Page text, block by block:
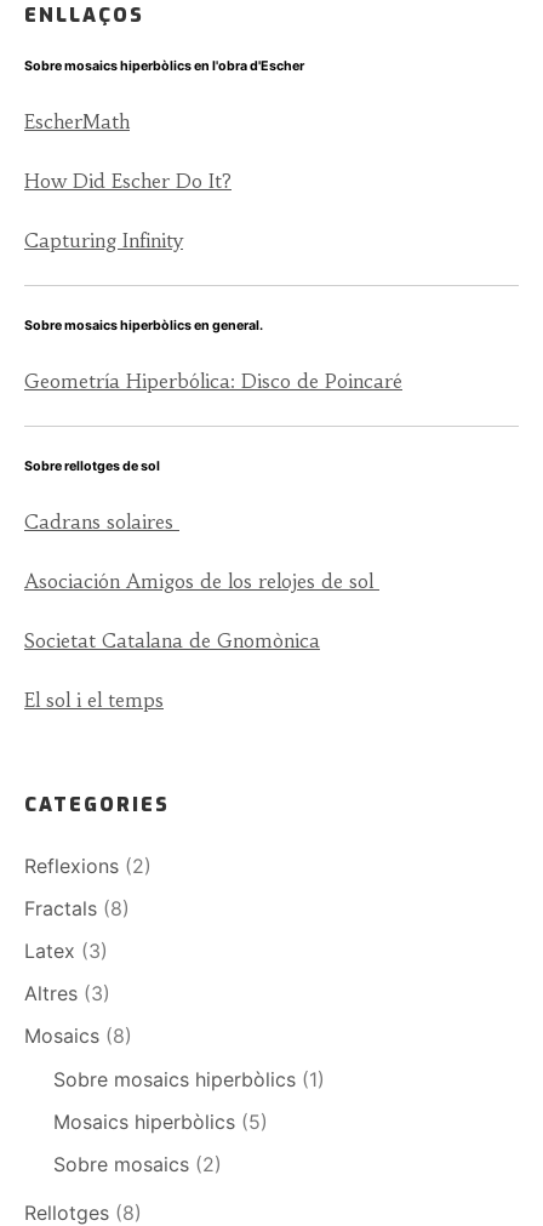
ENLLAÇOS
Sobre mosaics hiperbòlics en l'obra d'Escher
EscherMath
How Did Escher Do It?
Capturing Infinity
Sobre mosaics hiperbòlics en general.
Geometría Hiperbólica: Disco de Poincaré
Sobre rellotges de sol
Cadrans solaires
Asociación Amigos de los relojes de sol
Societat Catalana de Gnomònica
El sol i el temps
CATEGORIES
Reflexions (2)
Fractals (8)
Latex (3)
Altres (3)
Mosaics (8)
Sobre mosaics hiperbòlics (1)
Mosaics hiperbòlics (5)
Sobre mosaics (2)
Rellotges (8)